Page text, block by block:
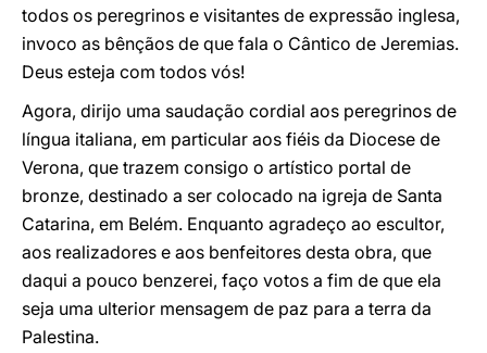
todos os peregrinos e visitantes de expressão inglesa,
invoco as bênçãos de que fala o Cântico de Jeremias.
Deus esteja com todos vós!
Agora, dirijo uma saudação cordial aos peregrinos de
língua italiana, em particular aos fiéis da Diocese de
Verona, que trazem consigo o artístico portal de
bronze, destinado a ser colocado na igreja de Santa
Catarina, em Belém. Enquanto agradeço ao escultor,
aos realizadores e aos benfeitores desta obra, que
daqui a pouco benzerei, faço votos a fim de que ela
seja uma ulterior mensagem de paz para a terra da
Palestina.